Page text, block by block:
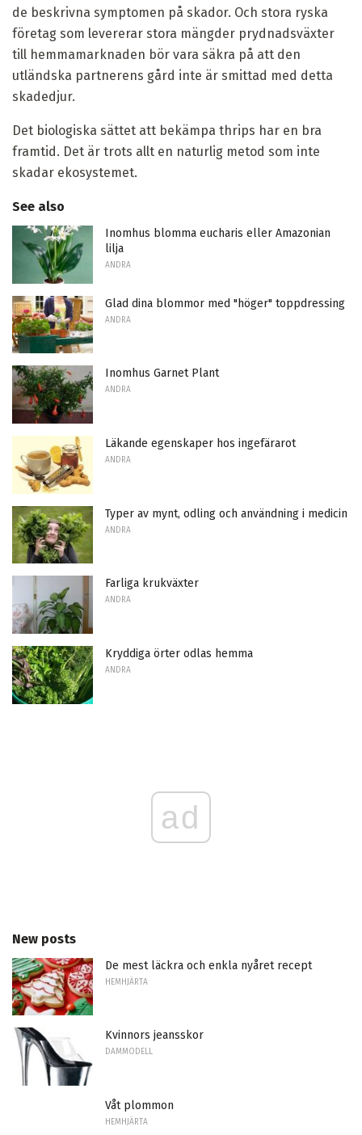
de beskrivna symptomen på skador. Och stora ryska
företag som levererar stora mängder prydnadsväxter
till hemmamarknaden bör vara säkra på att den
utländska partnerens gård inte är smittad med detta
skadedjur.
Det biologiska sättet att bekämpa thrips har en bra
framtid. Det är trots allt en naturlig metod som inte
skadar ekosystemet.
See also
Inomhus blomma eucharis eller Amazonian
lilja
ANDRA
Glad dina blommor med "höger" toppdressing
ANDRA
Inomhus Garnet Plant
ANDRA
Läkande egenskaper hos ingefärarot
ANDRA
Typer av mynt, odling och användning i medicin
ANDRA
Farliga krukväxter
ANDRA
Kryddiga örter odlas hemma
ANDRA
ad
New posts
De mest läckra och enkla nyåret recept
HEMHJÄRTA
Kvinnors jeansskor
DAMMODELL
Våt plommon
HEMHJÄRTA